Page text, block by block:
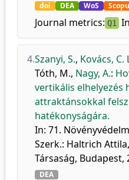
doi DEA WoS
Journal metrics: Q1
4.Szanyi, S., Kovács, C.
Tóth, M., Nagy, A.:
vertikális elhelyezés
attraktánsokkal
hatékonyságára.
In: 71.
Szerk.: Haltrich
Társaság, Budapest,
DEA